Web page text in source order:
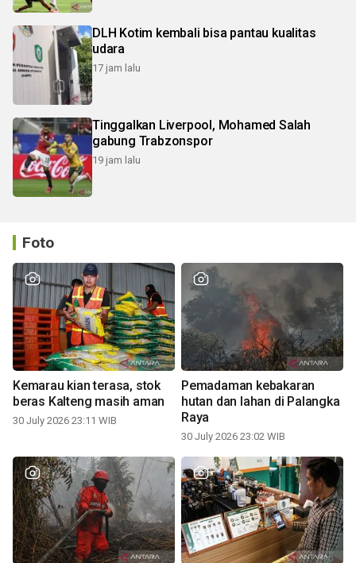
DLH Kotim kembali bisa pantau kualitas
udara
17 jam lalu
Tinggalkan Liverpool, Mohamed Salah
gabung Trabzonspor
19 jam lalu
Foto
Kemarau kian terasa, stok
beras Kalteng masih aman
30 July 2026 23:11 WIB
Pemadaman kebakaran
hutan dan lahan di Palangka
Raya
30 July 2026 23:02 WIB